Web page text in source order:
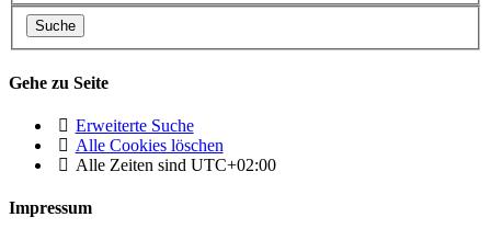
Gehe zu Seite
Erweiterte Suche
Alle Cookies löschen
Alle Zeiten sind UTC+02:00
Impressum